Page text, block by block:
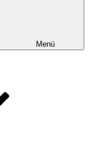
Menü